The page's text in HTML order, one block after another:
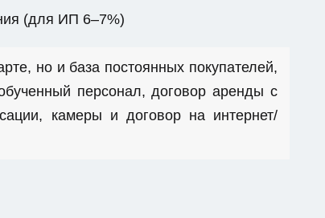
(для ИП 6–7%)
но и база постоянных покупателей,
персонал, договор аренды с
камеры и договор на интернет/